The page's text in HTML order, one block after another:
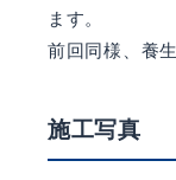
ます。
前回同様、養
施工写真